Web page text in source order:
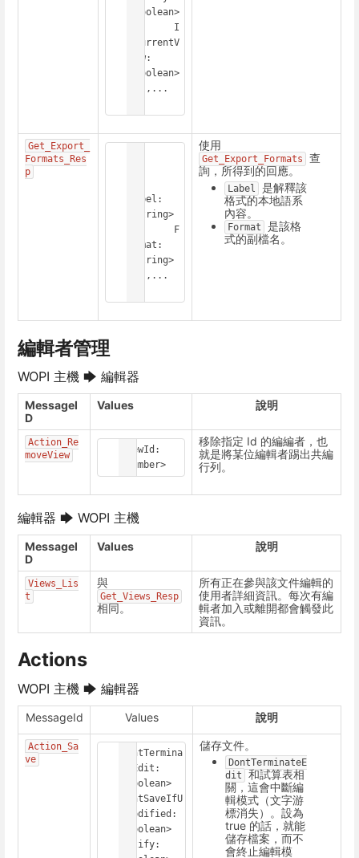
<Boolean>
sCurrentV
iew:
<Boolean>
Get_Export_
Formats_Res
p
Label:
<String>
ormat:
<String>
使用
Get_Export_Formats
查
詢，所得到的回應。
Label
是解釋該
格式的本地語系
內容。
Format
是該格
式的副檔名。
編輯者管理
WOPI 主機 🡆 編輯器
MessageI
D
Values 說明
Action_Re
moveView
ViewId:
<Number>
移除指定 Id 的編編者，也
就是將某位編輯者踢出共編
行列。
編輯器 🡆 WOPI 主機
MessageI
D
Values 說明
Views_Lis
t
與
Get_Views_Resp
相同。
所有正在參與該文件編輯的
使用者詳細資訊。每次有編
輯者加入或離開都會觸發此
資訊。
Actions
WOPI 主機 🡆 編輯器
MessageId Values 說明
Action_Sa
ve
DontTermina
teEdit:
<boolean>
DontSaveIfU
nmodified:
<boolean>
Notify:
儲存文件。
DontTerminateE
dit 和試算表相
關，這會中斷編
輯模式（文字游
標消失）。設為
true 的話，就能
儲存檔案，而不
會終止編輯模